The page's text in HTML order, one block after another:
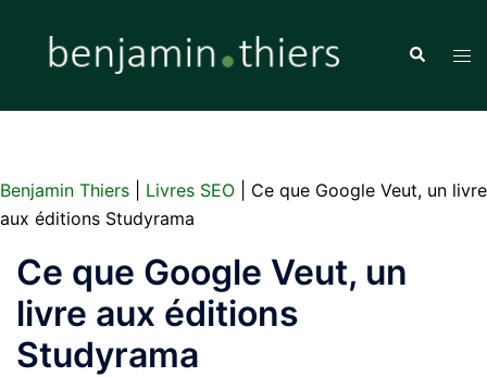
contenu
Benjamin Thiers Livres SEO
Ce que Google Veut, un livre
aux éditions Studyrama
Ce que Google Veut, un
livre aux éditions
Studyrama